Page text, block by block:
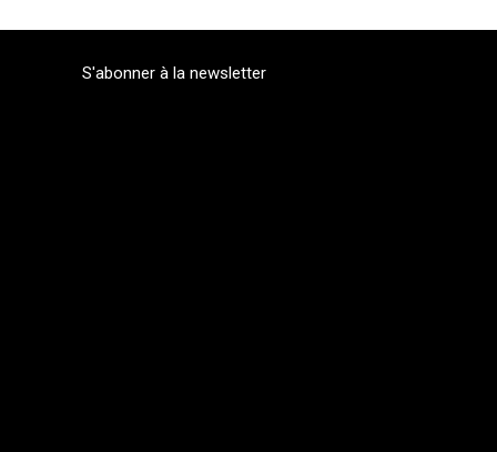
S'abonner à la newsletter